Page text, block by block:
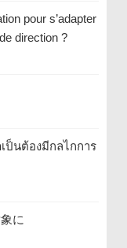
pour s’adapter
direction ?
ป็นต้องมีกลไกการ
に